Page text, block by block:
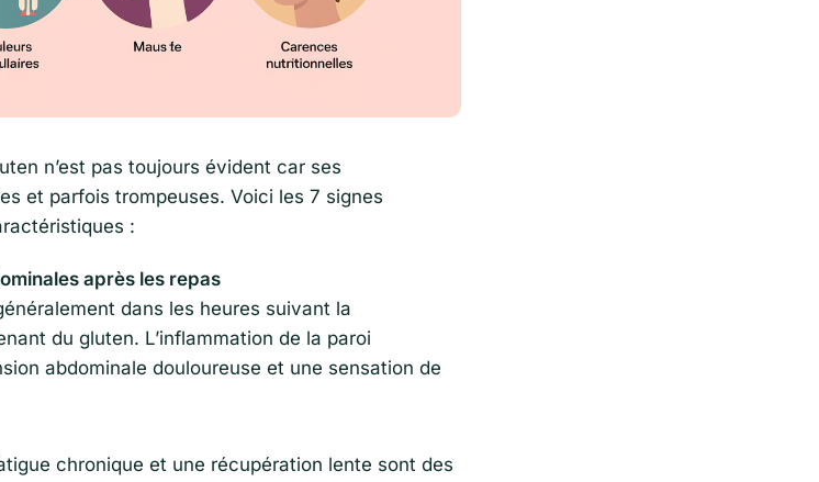
n’est pas toujours évident car ses
et parfois trompeuses. Voici les 7 signes
:
après les repas
dans les heures suivant la
du gluten. L’inflammation de la paroi
abdominale douloureuse et une sensation de
chronique et une récupération lente sont des